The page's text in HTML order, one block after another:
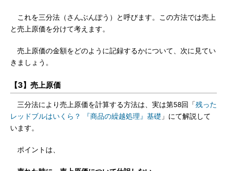
これを三分法（さんぶんぽう）と呼びます。この方法では売上
と売上原価を分けて考えます。
売上原価の金額をどのように記録するかについて、次に見てい
きましょう。
【3】売上原価
三分法により売上原価を計算する方法は、実は第58回「残った
レッドブルはいくら？ 『商品の繰越処理』基礎 」にて解説して
います。
ポイントは、